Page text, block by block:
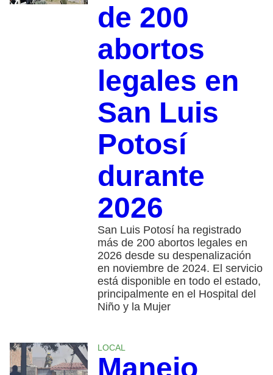
de 200
abortos
legales en
San Luis
Potosí
durante
2026
San Luis Potosí ha registrado
más de 200 abortos legales en
2026 desde su despenalización
en noviembre de 2024. El servicio
está disponible en todo el estado,
principalmente en el Hospital del
Niño y la Mujer
LOCAL
Manejo